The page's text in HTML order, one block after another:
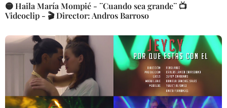
🟡 Haila María Mompié - ¨Cuando sea grande¨ 📺
Videoclip - 🎬 Director: Andros Barroso